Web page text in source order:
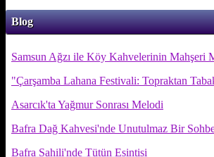
Blog
Samsun Ağzı ile Köy Kahvelerinin Mahşeri
"Çarşamba Lahana Festivali: Topraktan
Asarcık'ta Yağmur Sonrası Melodi
Bafra Dağ Kahvesi'nde Unutulmaz Bir
Bafra Sahili'nde Tütün Esintisi